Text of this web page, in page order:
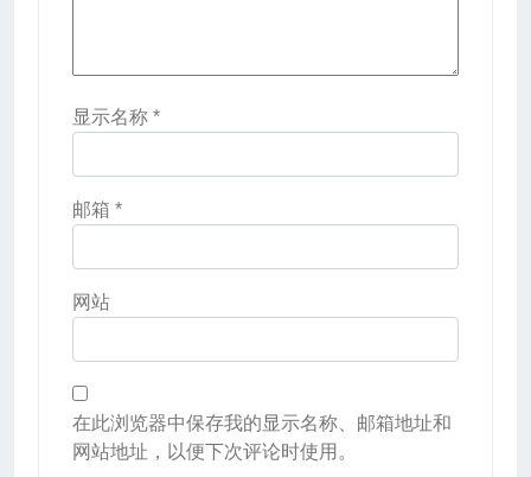
显示名称 *
邮箱 *
网站
在此浏览器中保存我的显示名称、邮箱地址和
网站地址，以便下次评论时使用。